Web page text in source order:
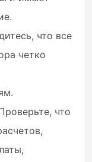
что все
четко
что